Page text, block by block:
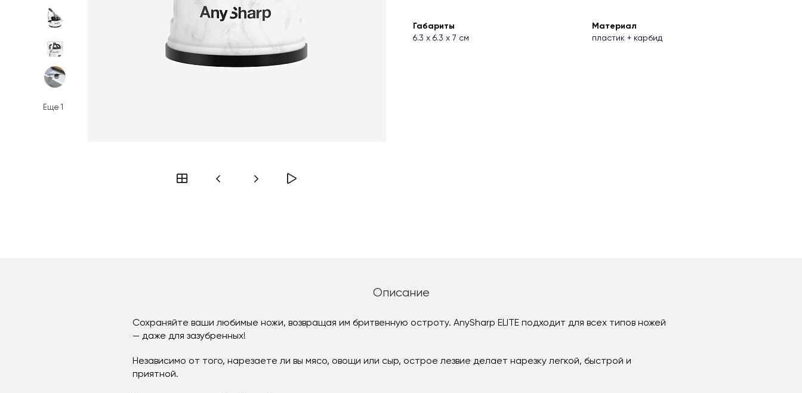
Еще 1
Габариты
6.3 х 6.3 х 7 см
Материал
пластик + карбид
Описание
Сохраняйте ваши любимые ножи, возвращая им бритвенную остроту. AnySharp ELITE подходит для всех типов ножей
— даже для зазубренных!
Независимо от того, нарезаете ли вы мясо, овощи или сыр, острое лезвие делает нарезку легкой, быстрой и
приятной.